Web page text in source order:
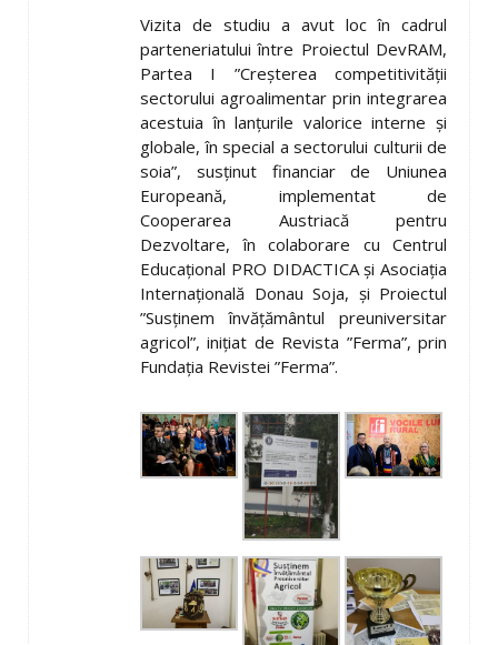
Vizita de studiu a avut loc în cadrul
parteneriatului între Proiectul DevRAM,
Partea I ”Creşterea competitivităţii
sectorului agroalimentar prin integrarea
acestuia în lanţurile valorice interne şi
globale, în special a sectorului culturii de
soia”, susţinut financiar de Uniunea
Europeană, implementat de
Cooperarea Austriacă pentru
Dezvoltare, în colaborare cu Centrul
Educaţional PRO DIDACTICA şi Asociaţia
Internaţională Donau Soja, şi Proiectul
”Susţinem învăţământul preuniversitar
agricol”, iniţiat de Revista ”Ferma”, prin
Fundaţia Revistei ”Ferma”.